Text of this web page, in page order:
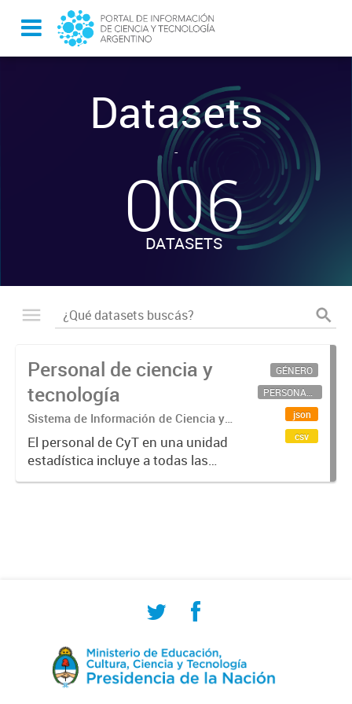
Datasets
-
006
DATASETS
Personal de ciencia y
tecnología
Sistema de Información de Ciencia y
Tecnología Argentino (SICYTAR)
El personal de CyT en una unidad
estadística incluye a todas las
personas involucradas
GÉNERO
PERSONAL CIENTÍFICO-TECNOLÓGICO
json
csv